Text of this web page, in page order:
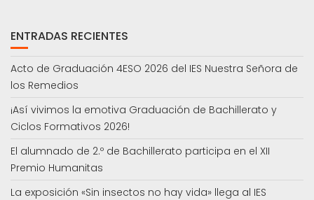
ENTRADAS RECIENTES
Acto de Graduación 4ESO 2026 del IES Nuestra Señora de
los Remedios
¡Así vivimos la emotiva Graduación de Bachillerato y
Ciclos Formativos 2026!
El alumnado de 2.º de Bachillerato participa en el XII
Premio Humanitas
La exposición «Sin insectos no hay vida» llega al IES